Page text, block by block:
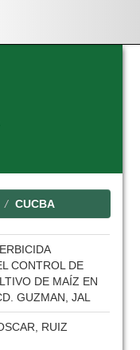
CUCBA
CONTROL DE
DE MAÍZ EN
GUZMAN, JAL
RUIZ